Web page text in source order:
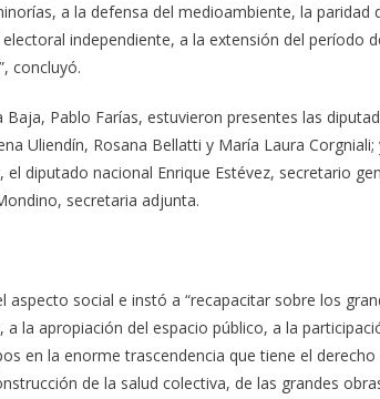
a la defensa del medioambiente, la paridad
independiente, a la extensión del período
concluyó.
Pablo Farías, estuvieron presentes las
Uliendín, Rosana Bellatti y María Laura
diputado nacional Enrique Estévez, secretario
secretaria adjunta.
social e instó a “recapacitar sobre los
la apropiación del espacio público, a la
en la enorme trascendencia que tiene el
de la salud colectiva, de las grandes